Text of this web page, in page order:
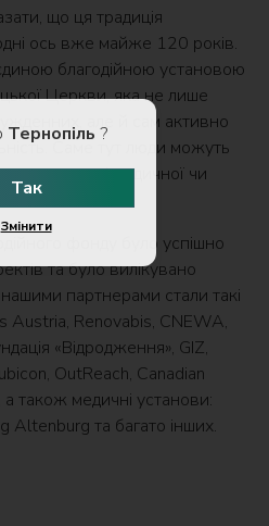
Тернопіль ?
Так
Змінити
що ця традиція
ось вже майже 120 років.
благодійною установою
Церкви, яка не лише
але й сам активно
Саме тут люди можуть
у вигляді медичної чи
фонду було успішно
та було вилікувано
нашими партнерами стали такі
Austria, Renovabis, CNEWA,
«Відродження», GIZ,
OutReach, Canadian
також медичні установи:
та багато інших.